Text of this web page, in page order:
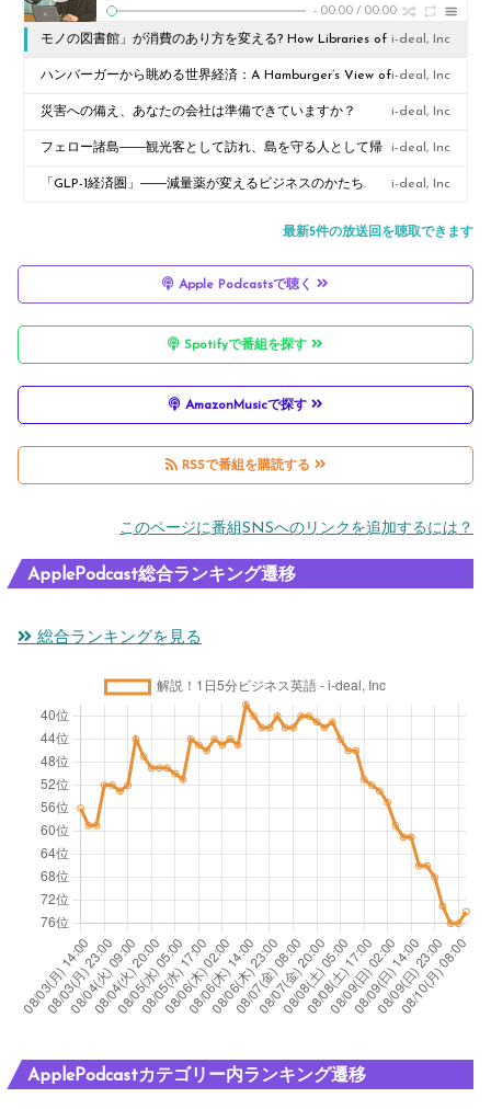
- 00:00 / 00:00
モノの図書館」が消費のあり方を変える? How Libraries of
Things Could Reshape Consumption
i-deal, Inc
ハンバーガーから眺める世界経済：A Hamburger’s View of
the Global Economy
i-deal, Inc
災害への備え、あなたの会社は準備できていますか？
When Disaster Strikes: Is Your Business Ready?
i-deal, Inc
フェロー諸島――観光客として訪れ、島を守る人として帰
る The Faroe Islands: Come as a Tourist, Leave as a
i-deal, Inc
「GLP-1経済圏」――減量薬が変えるビジネスのかたち. i-deal, Inc
最新5件の放送回を聴取できます
Apple Podcastsで聴く
Spotifyで番組を探す
AmazonMusicで探す
RSSで番組を購読する
このページに番組SNSへのリンクを追加するには？
ApplePodcast総合ランキング遷移
総合ランキングを見る
ApplePodcastカテゴリー内ランキング遷移